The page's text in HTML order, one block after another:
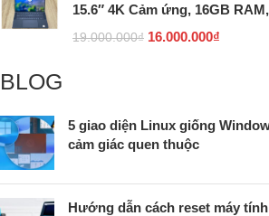
15.6″ 4K Cảm ứng, 16GB
19.000.000₫ 16.000.000₫
BLOG
5 giao diện Linux giống
cảm giác quen thuộc
Hướng dẫn cách reset máy